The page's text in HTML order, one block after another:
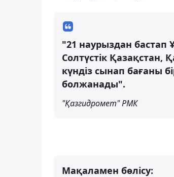
"21 наурыздан бастап
Солтүстік
күндіз сынап бағаны
болжанады".
"Қазгидромет" РМК
Мақаламен бөлісу: